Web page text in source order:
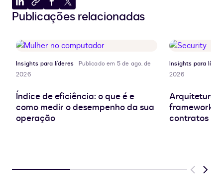
Compartilhar
no
Copiar
para
de
transferência
Compartilhar
no
Compartilhar
no
Publicações relacionadas
Insights para líderes
Publicado em 5 de ago. de
2026
Índice de eficiência: o que é e
como medir o desempenho da sua
operação
Insights para
2026
Arquitetura
frameworks
contratos
Previous
Next